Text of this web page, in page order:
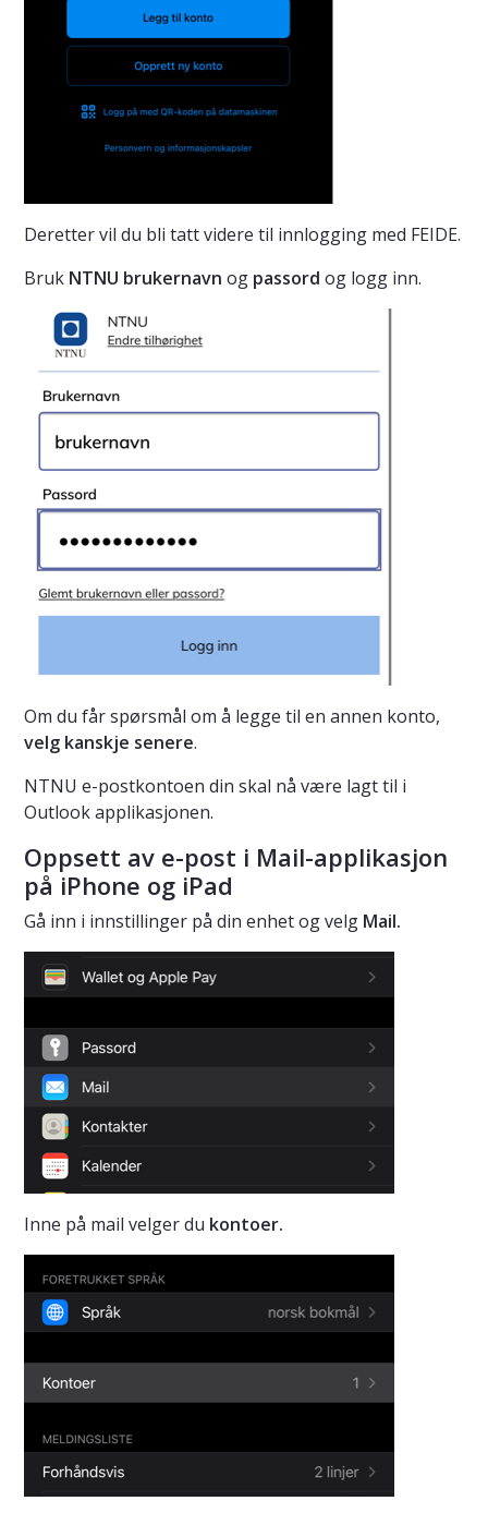
Deretter vil du bli tatt videre til innlogging med FEIDE.
Bruk NTNU brukernavn og passord og logg inn.
Om du får spørsmål om å legge til en annen konto,
velg kanskje senere.
NTNU e-postkontoen din skal nå være lagt til i
Outlook applikasjonen.
Oppsett av e-post i Mail-applikasjon
på iPhone og iPad
Gå inn i innstillinger på din enhet og velg Mail.
Inne på mail velger du kontoer.